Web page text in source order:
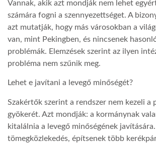
Vannak, akik azt mondják nem lehet
számára fogni a szennyezettséget. A
azt mutatják, hogy más városokban a
van, mint Pekingben, és nincsenek
problémák. Elemzések szerint az ilyen
probléma nem szűnik meg.
Lehet e javítani a levegő minőségét?
Szakértők szerint a rendszer nem kezeli a
gyökerét. Azt mondják: a kormánynak
kitalálnia a levegő minőségének
tömegközlekedés, építsenek több